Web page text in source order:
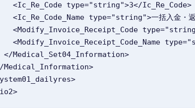
        <Ic_Re_Code type="string">3</Ic_Re_Code>
<Ic_Re_Code_Name type="string">一括入
<Modify_Invoice_Receipt_Code
<Modify_Invoice_Receipt_Code_Name
      </Medical_Set04_Information>
</Medical_Information>
system01_dailyres>